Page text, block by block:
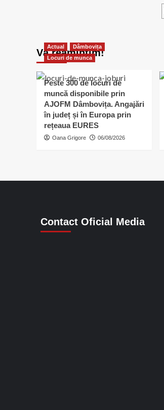
în
energie
Vă reamintim!
Actual
Dâmbovița
Locuri de munca
Peste 300 de locuri de
muncă disponibile prin
AJOFM Dâmbovița. Angajări
în județ și în Europa prin
rețeaua EURES
Oana Grigore 06/08/2026
Contact Oficial Media